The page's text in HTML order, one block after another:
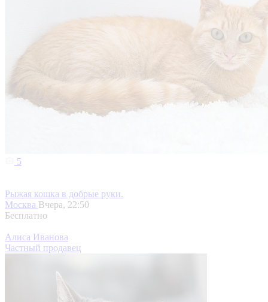
5
Рыжая кошка в добрые руки.
Москва Вчера, 22:50
Бесплатно
Алиса Иванова
Частный продавец